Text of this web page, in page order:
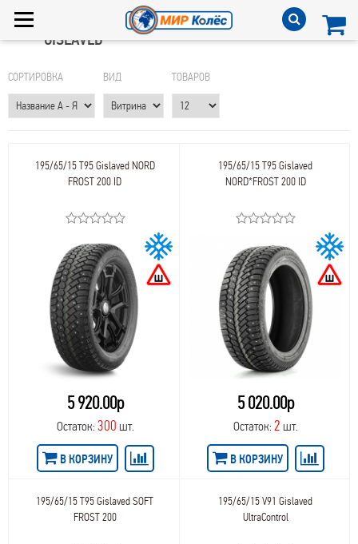
GISLAVED
СОРТИРОВКА ВИД ТОВАРОВ
195/65/15 T95 Gislaved NORD
FROST 200 ID
5 920.00р
Остаток: 300 шт.
В КОРЗИНУ
195/65/15 T95 Gislaved
NORD*FROST 200 ID
5 020.00р
Остаток:2 шт.
В КОРЗИНУ
195/65/15 T95 Gislaved SOFT
FROST 200
195/65/15 V91 Gislaved
UltraControl